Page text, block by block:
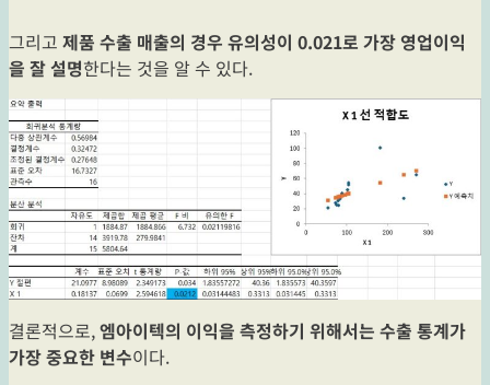
그리고 제품 수출 매출의 경우 유의성이 0.021로 가장 영업이익
을 잘 설명한다는 것을 알 수 있다.
결론적으로,엠아이텍의 이익을 측정하기 위해서는 수출 통계가
가장 중요한 변수이다.